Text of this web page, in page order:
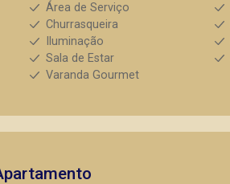
Área de Serviço
Churrasqueira
Iluminação
Sala de Estar
Varanda Gourmet